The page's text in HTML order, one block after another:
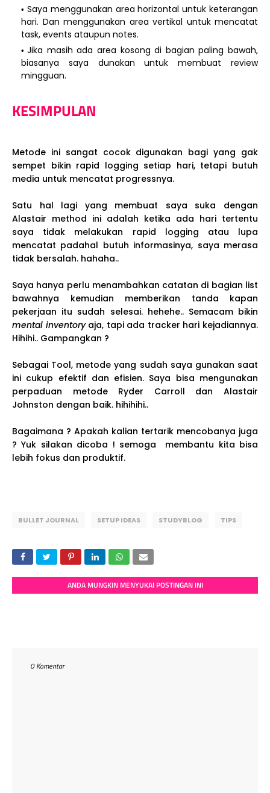
Saya menggunakan area horizontal untuk keterangan
hari. Dan menggunakan area vertikal untuk mencatat
task, events ataupun notes.
Jika masih ada area kosong di bagian paling bawah,
biasanya saya dunakan untuk membuat review
mingguan.
KESIMPULAN
Metode ini sangat cocok digunakan bagi yang gak
sempet bikin rapid logging setiap hari, tetapi butuh
media untuk mencatat progressnya.
Satu hal lagi yang membuat saya suka dengan
Alastair method ini adalah ketika ada hari tertentu
saya tidak melakukan rapid logging atau lupa
mencatat padahal butuh informasinya, saya merasa
tidak bersalah. hahaha..
Saya hanya perlu menambahkan catatan di bagian list
bawahnya kemudian memberikan tanda kapan
pekerjaan itu sudah selesai. hehehe.. Semacam bikin
mental inventoryaja, tapi ada tracker hari kejadiannya.
Hihihi.. Gampangkan ?
Sebagai Tool, metode yang sudah saya gunakan saat
ini cukup efektif dan efisien. Saya bisa mengunakan
perpaduan metode Ryder Carroll dan Alastair
Johnston dengan baik. hihihihi..
Bagaimana ? Apakah kalian tertarik mencobanya juga
? Yuk silakan dicoba ! semoga membantu kita bisa
lebih fokus dan produktif.
BULLET JOURNAL SETUP IDEAS STUDYBLOG TIPS
ANDA MUNGKIN MENYUKAI POSTINGAN INI
0 Komentar